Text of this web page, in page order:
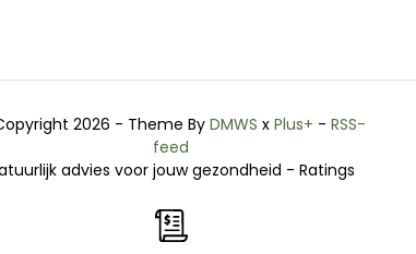
2026 - Theme ByDMWS xPlus+ -RSS-
feed
advies voor jouw gezondheid - Ratings